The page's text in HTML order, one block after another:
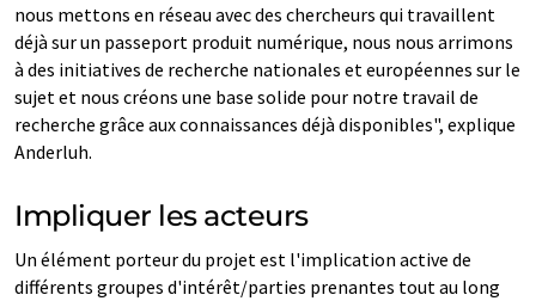
nous mettons en réseau avec des chercheurs qui travaillent
déjà sur un passeport produit numérique, nous nous arrimons
à des initiatives de recherche nationales et européennes sur le
sujet et nous créons une base solide pour notre travail de
recherche grâce aux connaissances déjà disponibles", explique
Anderluh.
Impliquer les acteurs
Un élément porteur du projet est l'implication active de
différents groupes d'intérêt/parties prenantes tout au long